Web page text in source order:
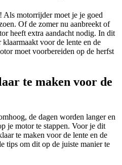
Als motorrijder moet je je goed
Of de zomer nu aanbreekt of
heeft extra aandacht nodig. In dit
voor de lente en de
moet voorbereiden op de herfst
te maken voor de
de dagen worden langer en
je motor te stappen. Voor je dit
te maken voor de lente en de
tips om dit op de juiste manier te